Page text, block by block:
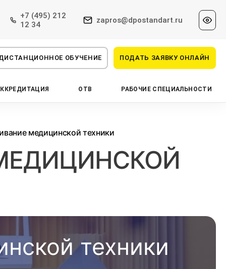
+7 (495) 212
12 34
zapros@dpostandart.ru
ОБУЧЕНИЕ ПОДАТЬ ЗАЯВКУ ОНЛАЙН
ОТВ РАБОЧИЕ СПЕЦИАЛЬНОСТИ
медицинской техники
техники